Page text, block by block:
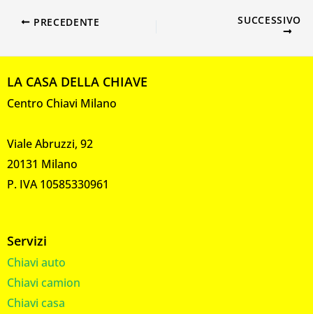
PRECEDENTE SUCCESSIVO
LA CASA DELLA CHIAVE
Centro Chiavi Milano
Viale Abruzzi, 92
20131 Milano
P. IVA 10585330961
Servizi
Chiavi auto
Chiavi camion
Chiavi casa